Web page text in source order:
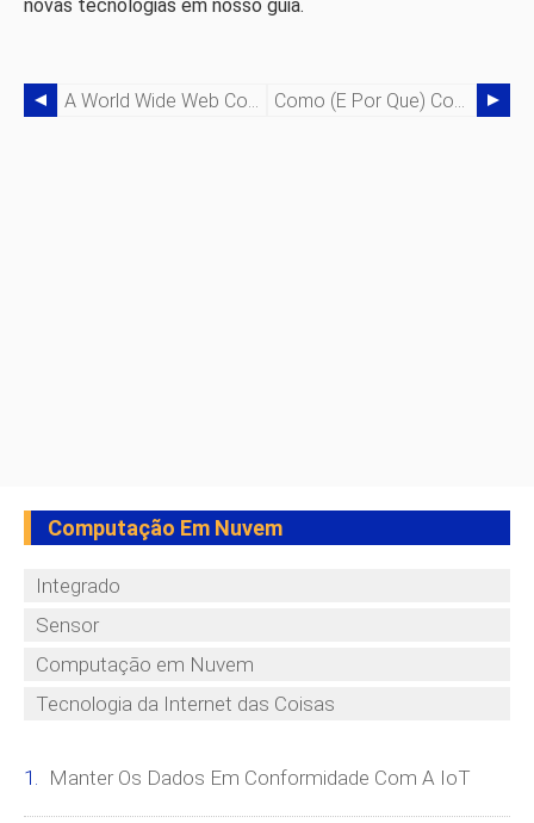
novas tecnologias em nosso guia.
A World Wide Web Completa 30 Anos:Uma Retrospectiva Do Bom, Do Ruim E Do Feio Como (e Por Que) Comparar O Desempenho De Sua Nuvem Pública
Computação Em Nuvem
Integrado
Sensor
Computação em Nuvem
Tecnologia da Internet das Coisas
Manter Os Dados Em Conformidade Com A IoT